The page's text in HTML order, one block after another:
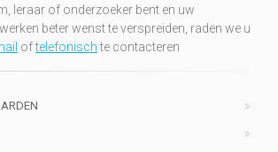
leraar of onderzoeker bent en uw
beter wenst te verspreiden, raden we u
oftelefonischte contacteren